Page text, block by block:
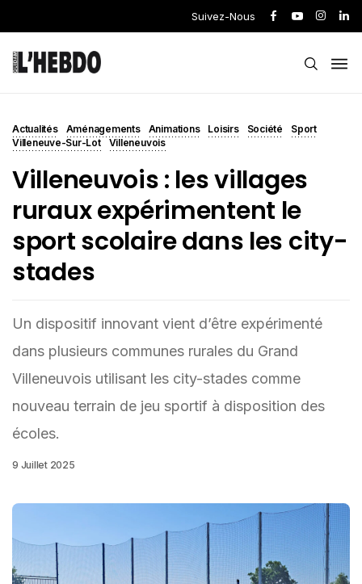
Suivez-Nous
Actualités Aménagements Animations Loisirs Société
Sport
Villeneuve-Sur-Lot
Villeneuvois
Villeneuvois : les villages
ruraux expérimentent le
sport scolaire dans les city-
stades
Un dispositif innovant vient d’être expérimenté
dans plusieurs communes rurales du Grand
Villeneuvois utilisant les city-stades comme
nouveau terrain de jeu sportif à disposition des
écoles.
9 Juillet 2025